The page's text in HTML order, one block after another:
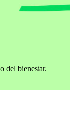
del bienestar.